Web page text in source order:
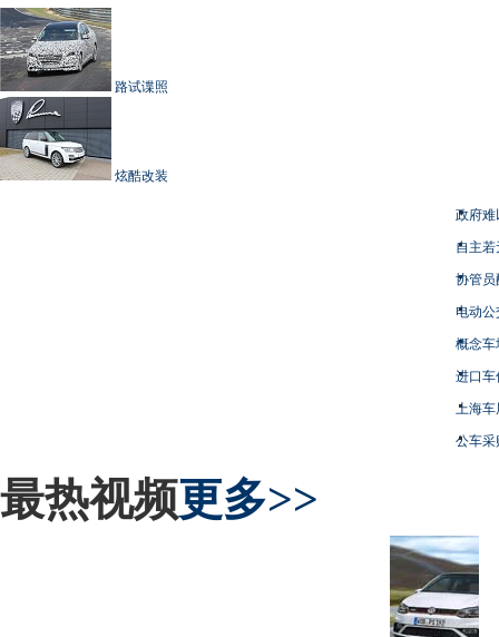
路试谍照
炫酷改装
政府难
自主
协管员
电动
概念车
进口车
上海
公车采
最热视频更多>>